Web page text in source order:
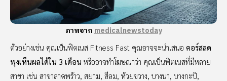
ภาพจาก medicalnewstoday
ตัวอย่างเช่น คุณเป็นฟิตเนส Fitness Fast คุณอาจจะนำเสนอ คอร์สลด
พุงเห็นผลได้ใน 3 เดือน หรืออาจทำโฆษณาว่า คุณเป็นฟิตเนสที่มีหลาย
สาขา เช่น สาขาลาดพร้าว, สยาม, สีลม, ห้วยขวาง, บางนา, บางกะปิ,